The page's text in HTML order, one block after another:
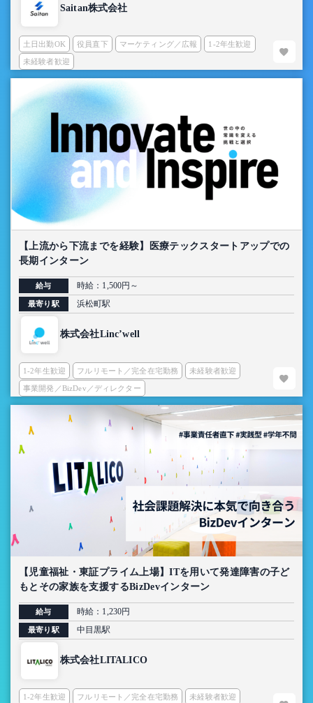
Saitan株式会社
土日出勤OK 役員直下 マーケティング／広報 1-2年生歓迎
未経験者歓迎
【上流から下流までを経験】医療テックスタートアップでの
長期インターン
給与 時給：1,500円～
最寄り駅 浜松町駅
株式会社Linc’well
1-2年生歓迎 フルリモート／完全在宅勤務 未経験者歓迎
事業開発／BizDev／ディレクター
【児童福祉・東証プライム上場】ITを用いて発達障害の子ど
もとその家族を支援するBizDevインターン
給与 時給：1,230円
最寄り駅 中目黒駅
株式会社LITALICO
1-2年生歓迎 フルリモート／完全在宅勤務 未経験者歓迎